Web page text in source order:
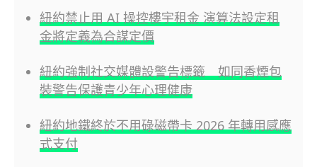
紐約禁止用 AI 操控樓宇租金 演算法設定租
金將定義為合謀定價
紐約強制社交媒體設警告標籤 如同香煙包
裝警告保護青少年心理健康
紐約地鐵終於不用碌磁帶卡 2026 年轉用感應
式支付